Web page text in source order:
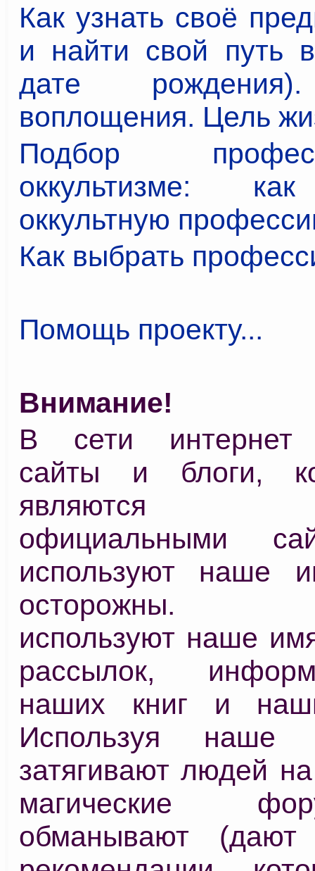
Как узнать своё
и найти свой путь
дате
воплощения. Цель
Подбор
оккультизме:
оккультную
Как выбрать
Помощь проекту...
Внимание!
В сети интернет
сайты и блоги,
являются
официальными
используют наше
осторожны.
используют наше
рассылок,
наших книг и
Используя
затягивают людей
магические
обманывают